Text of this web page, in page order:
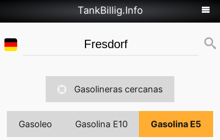
TankBillig.Info
Gasolineras cercanas
Gasoleo Gasolina E10 Gasolina E5